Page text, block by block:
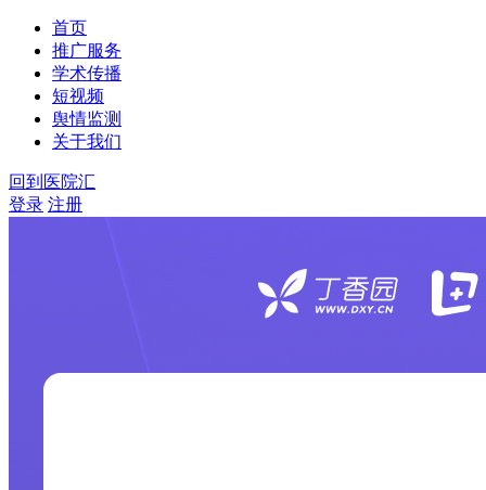
首页
推广服务
学术传播
短视频
舆情监测
关于我们
回到医院汇
登录 注册